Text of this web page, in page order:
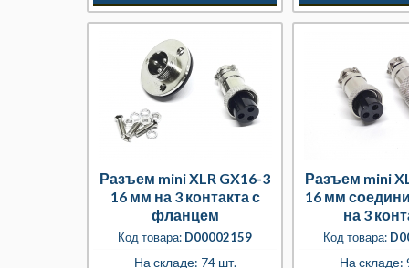
Разъем mini XLR GX16-3
16 мм на 3 контакта с
фланцем
Код товара: D00002159
На складе: 74 шт.
Разъем mini
16 мм
на 3
Код товара:
На складе: